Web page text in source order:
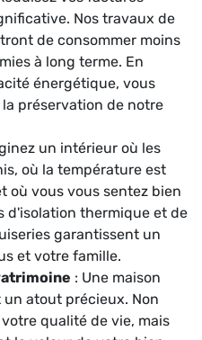
Nos travaux de
de consommer moins
à long terme. En
énergétique, vous
préservation de notre
un intérieur où les
où la température est
où vous vous sentez bien
d'isolation thermique et de
garantissent un
et votre famille.
: Une maison
atout précieux. Non
qualité de vie, mais